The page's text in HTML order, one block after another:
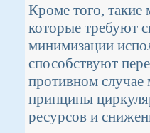
Кроме того, такие
которые требуют
минимизации
способствуют
противном случае
принципы
ресурсов и